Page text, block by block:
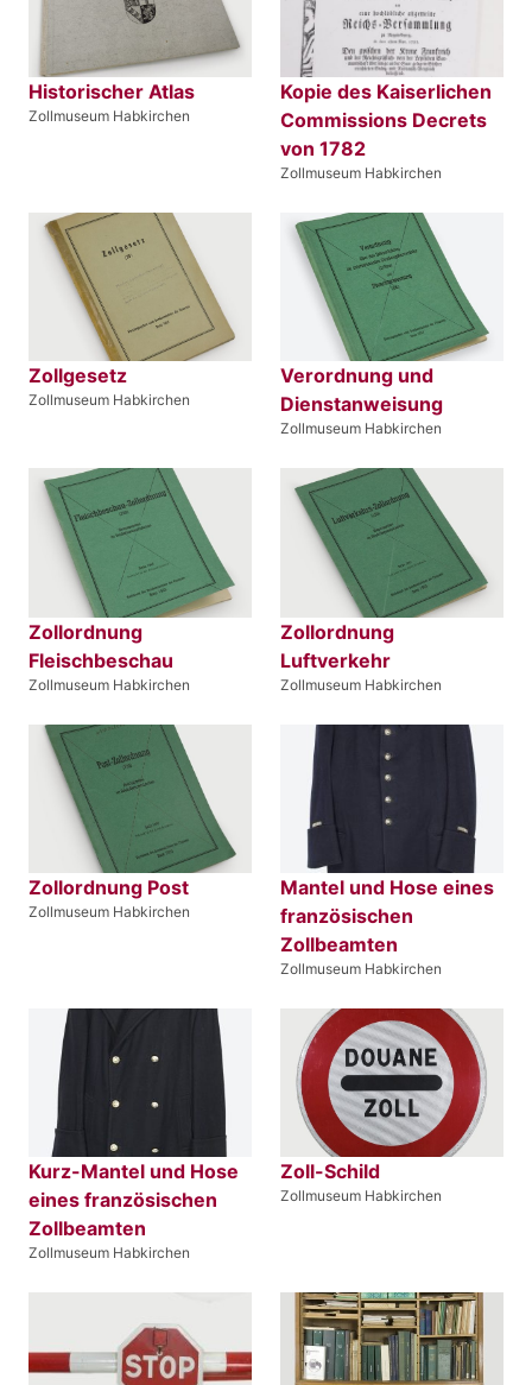
Historischer Atlas
Zollmuseum Habkirchen
Kopie des Kaiserlichen
Commissions Decrets
von 1782
Zollmuseum Habkirchen
Zollgesetz
Zollmuseum Habkirchen
Verordnung und
Dienstanweisung
Zollmuseum Habkirchen
Zollordnung
Fleischbeschau
Zollmuseum Habkirchen
Zollordnung
Luftverkehr
Zollmuseum Habkirchen
Zollordnung Post
Zollmuseum Habkirchen
Mantel und Hose eines
französischen
Zollbeamten
Zollmuseum Habkirchen
Kurz-Mantel und Hose
eines französischen
Zollbeamten
Zollmuseum Habkirchen
Zoll-Schild
Zollmuseum Habkirchen